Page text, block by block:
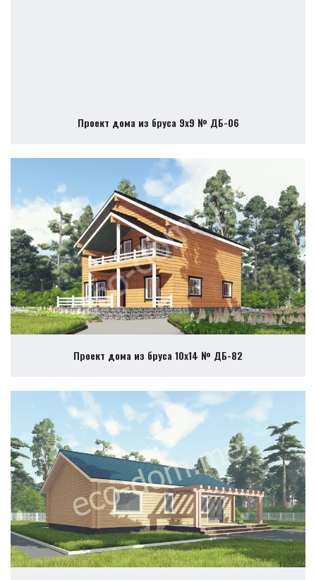
Проект дома из бруса 9х9 № ДБ-06
Проект дома из бруса 10х14 № ДБ-82